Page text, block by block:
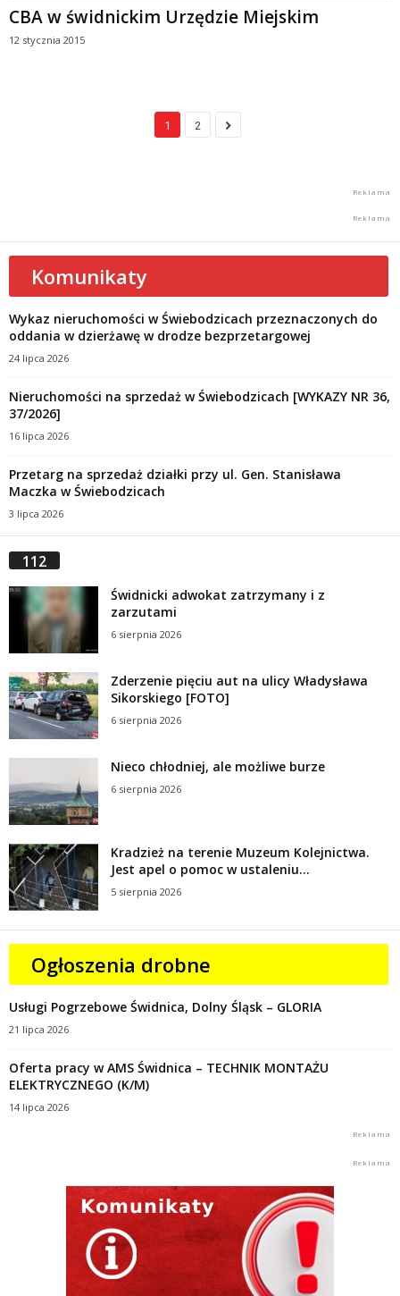
CBA w świdnickim Urzędzie Miejskim
12 stycznia 2015
1 2
Komunikaty
Wykaz nieruchomości w Świebodzicach przeznaczonych do
oddania w dzierżawę w drodze bezprzetargowej
24 lipca 2026
Nieruchomości na sprzedaż w Świebodzicach [WYKAZY NR 36,
37/2026]
16 lipca 2026
Przetarg na sprzedaż działki przy ul. Gen. Stanisława
Maczka w Świebodzicach
3 lipca 2026
112
Świdnicki adwokat zatrzymany i z
zarzutami
6 sierpnia 2026
Zderzenie pięciu aut na ulicy Władysława
Sikorskiego [FOTO]
6 sierpnia 2026
Nieco chłodniej, ale możliwe burze
6 sierpnia 2026
Kradzież na terenie Muzeum Kolejnictwa.
Jest apel o pomoc w ustaleniu...
5 sierpnia 2026
Ogłoszenia drobne
Usługi Pogrzebowe Świdnica, Dolny Śląsk – GLORIA
21 lipca 2026
Oferta pracy w AMS Świdnica – TECHNIK MONTAŻU
ELEKTRYCZNEGO (K/M)
14 lipca 2026